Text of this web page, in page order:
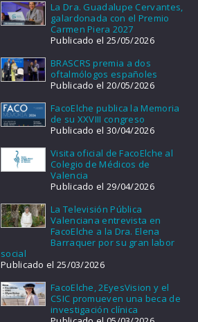
La Dra. Guadalupe Cervantes,
galardonada con el Premio
Carmen Piera 2027
Publicado el 25/05/2026
BRASCRS premia a dos
oftalmólogos españoles
Publicado el 20/05/2026
FacoElche publica la Memoria
de su XXVIII congreso
Publicado el 30/04/2026
Visita oficial de FacoElche al
Colegio de Médicos de
Valencia
Publicado el 29/04/2026
La Televisión Pública
Valenciana entrevista en
FacoElche a la Dra. Elena
Barraquer por su gran labor
social
Publicado el 25/03/2026
FacoElche, 2EyesVision y el
CSIC promueven una beca de
investigación clínica